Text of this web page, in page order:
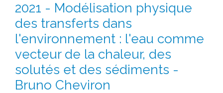
2021 - Modélisation physique
des transferts dans
l'environnement : l'eau comme
vecteur de la chaleur, des
solutés et des sédiments -
Bruno Cheviron